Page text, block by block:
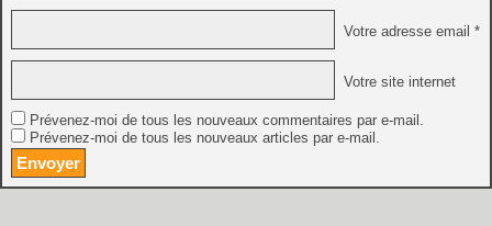
Votre adresse email *
Votre site internet
Prévenez-moi de tous les nouveaux commentaires par e-mail.
Prévenez-moi de tous les nouveaux articles par e-mail.